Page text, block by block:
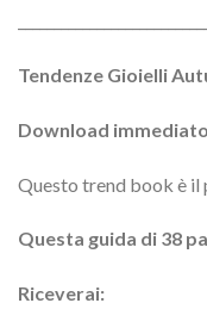
Tendenze Gioielli
Download
Questo trend book è il
Questa guida di 38
Riceverai: